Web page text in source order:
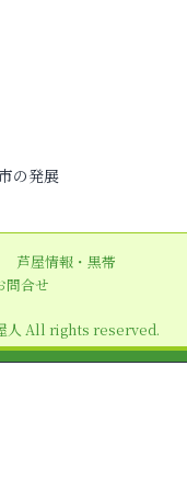
の発展
芦屋情報・黒帯
問合せ
人 All rights reserved.